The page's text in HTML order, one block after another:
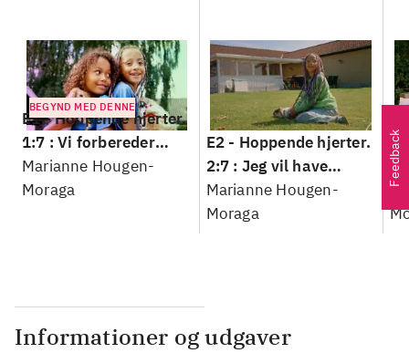
BEGYND MED DENNE
E1 -Hoppende hjerter.
1:7 : Vi forbereder
kaninhop
Marianne Hougen-
Moraga
E2 - Hoppende hjerter.
2:7 : Jeg vil have
kaninunger
Marianne Hougen-
Moraga
Informationer og udgaver
Feedback